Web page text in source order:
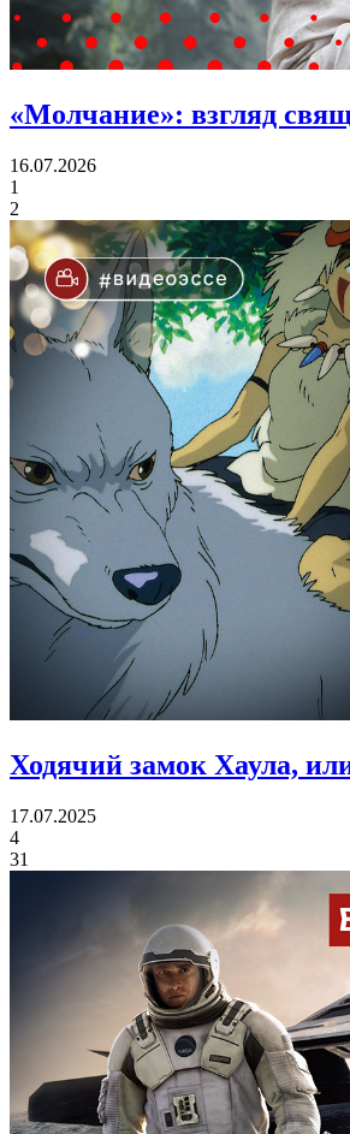
«Молчание»: взгляд
16.07.2026
1
2
Ходячий замок Хаула,
17.07.2025
4
31